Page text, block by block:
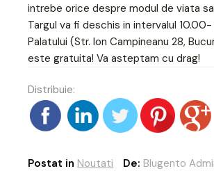
intrebe orice despre modul de viata
Targul va fi deschis in intervalul 10.00-
Palatului (Str. Ion Campineanu 28,
este gratuita! Va asteptam cu drag!
Distribuie:
Postat in Noutati De: Blugento